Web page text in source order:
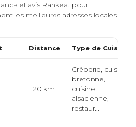
et avis Rankeat pour
les meilleures adresses locales
Distance Type de Cuisine
1.20 km
Crêperie, cuisine
bretonne,
cuisine
alsacienne,
restaur...